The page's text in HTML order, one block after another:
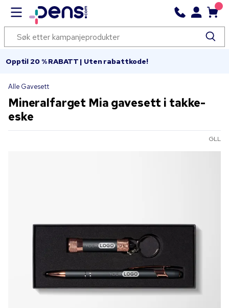
Opptil 20 % RABATT | Uten rabattkode!
Alle Gavesett
Mineralfarget Mia gavesett i takke-
eske
GLL